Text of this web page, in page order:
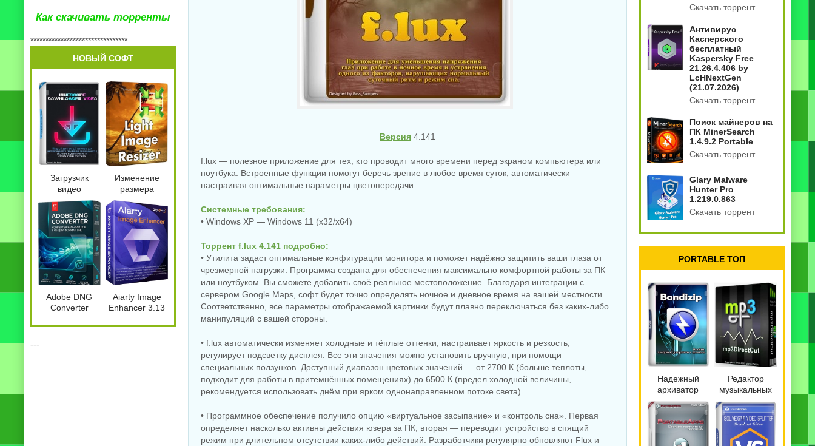
Версия 4.141
f.lux — полезное приложение для тех, кто проводит много времени перед экраном компьютера или
ноутбука. Встроенные функции помогут беречь зрение в любое время суток, автоматически
настраивая оптимальные параметры цветопередачи.
Системные требования:
• Windows XP — Windows 11 (x32/x64)
Торрент f.lux 4.141 подробно:
• Утилита задаст оптимальные конфигурации монитора и поможет надёжно защитить ваши глаза от
чрезмерной нагрузки. Программа создана для обеспечения максимально комфортной работы за ПК
или ноутбуком. Вы сможете добавить своё реальное местоположение. Благодаря интеграции с
сервером Google Maps, софт будет точно определять ночное и дневное время на вашей местности.
Соответственно, все параметры отображаемой картинки будут плавно переключаться без каких-либо
манипуляций с вашей стороны.
• f.lux автоматически изменяет холодные и тёплые оттенки, настраивает яркость и резкость,
регулирует подсветку дисплея. Все эти значения можно установить вручную, при помощи
специальных ползунков. Доступный диапазон цветовых значений — от 2700 К (больше теплоты,
подходит для работы в притемнённых помещениях) до 6500 К (предел холодной величины,
рекомендуется использовать днём при ярком однонаправленном потоке света).
• Программное обеспечение получило опцию «виртуальное засыпание» и «контроль сна». Первая
определяет насколько активны действия юзера за ПК, вторая — переводит устройство в спящий
режим при длительном отсутствии каких-либо действий. Разработчики регулярно обновляют Flux и
Как скачивать торренты
********************************
НОВЫЙ СОФТ
Загрузчик
видео
Kinescope
Downloader
Video + 2.3.1
Изменение
размера
картинок Light
Image Resizer
Pro 7.6.5.176
by 7997
Adobe DNG
Converter
7997
Aiarty Image
Enhancer 3.13
---
Скачать торрент
Антивирус
Касперского
бесплатный
Kaspersky Free
21.26.4.406 by
LcHNextGen
(21.07.2026)
Скачать торрент
Поиск майнеров на
ПК MinerSearch
1.4.9.2 Portable
Скачать торрент
Glary Malware
Hunter Pro
1.219.0.863
Скачать торрент
PORTABLE ТОП
Надежный
архиватор
файлов
Bandizip 7.42
Pro by
Dodakaedr
Редактор
музыкальных
файлов
mp3DirectCut
2.40